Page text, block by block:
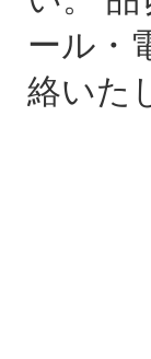
ール・
絡いた